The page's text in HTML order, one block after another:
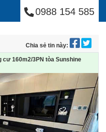
Land
0988 154 585
Chia sẻ tin này:
cư 160m2/3PN tòa Sunshine